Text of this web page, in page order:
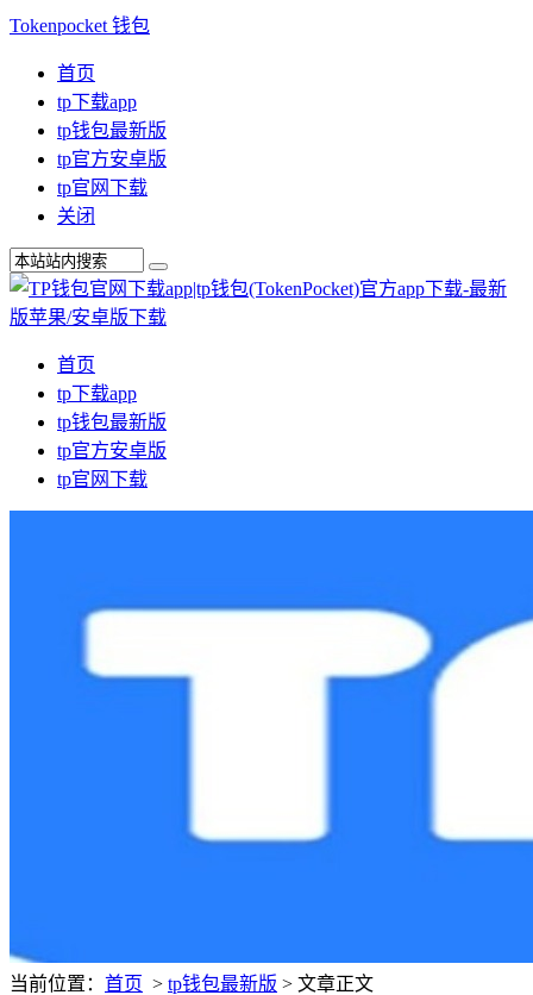
Tokenpocket 钱包
首页
tp下载app
tp钱包最新版
tp官方安卓版
tp官网下载
关闭
首页
tp下载app
tp钱包最新版
tp官方安卓版
tp官网下载
当前位置： 首页 > tp钱包最新版 > 文章正文